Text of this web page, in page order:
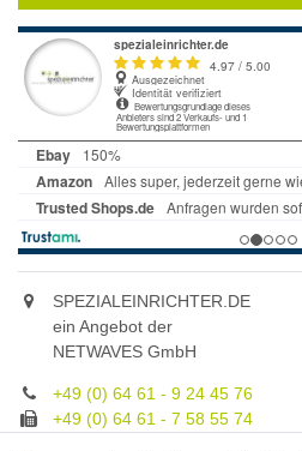
SPEZIALEINRICHTER.DE
ein Angebot der
NETWAVES GmbH
+49 (0) 64 61 - 9 24 45 76
+49 (0) 64 61 - 7 58 55 74